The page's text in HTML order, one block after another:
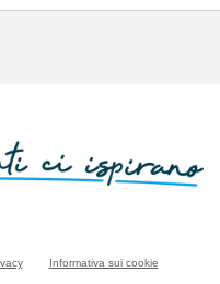
Informativa sui cookie